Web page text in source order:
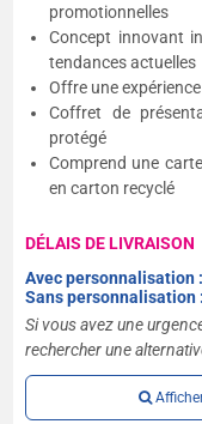
promotionnelles
Concept innovant
tendances actuelles
Offre une
Coffret de
protégé
Comprend une
en carton recyclé
DÉLAIS DE LIVRAISON
Avec personnalisation
Sans personnalisation :
Si vous avez une
rechercher une